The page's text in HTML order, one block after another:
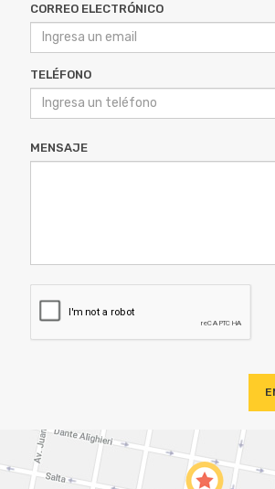
CORREO ELECTRÓNICO
TELÉFONO
MENSAJE